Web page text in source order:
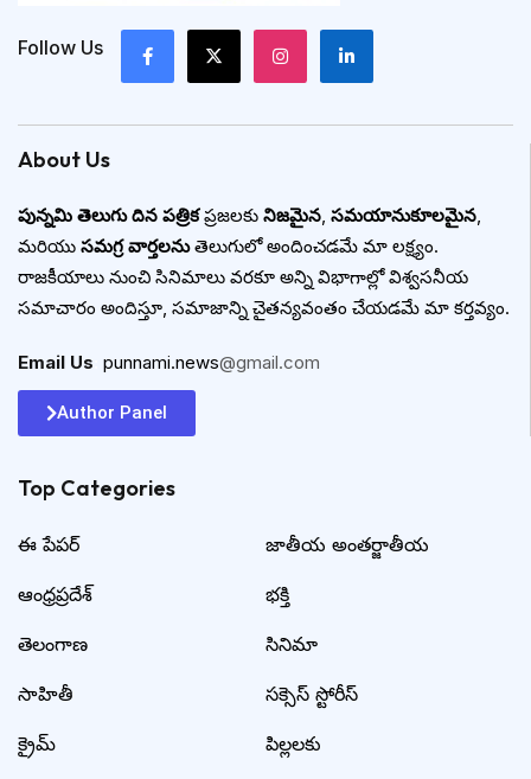
Follow Us
About Us
పున్నమి తెలుగు దిన పత్రికప్రజలకు నిజమైన, సమయానుకూలమైన,
మరియు సమగ్ర వార్తలనుతెలుగులో అందించడమే మా లక్ష్యం.
రాజకీయాలు నుంచి సినిమాలు వరకూ అన్ని విభాగాల్లో విశ్వసనీయ
సమాచారం అందిస్తూ, సమాజాన్ని చైతన్యవంతం చేయడమే మా కర్తవ్యం.
Email Us punnami.news@gmail.com
Author Panel
Top Categories​
ఈ పేపర్
ఆంధ్రప్రదేశ్
తెలంగాణ
సాహితీ
క్రైమ్
జాతీయ అంతర్జాతీయ
భక్తి
సినిమా
సక్సెస్ స్టోరీస్
పిల్లలకు